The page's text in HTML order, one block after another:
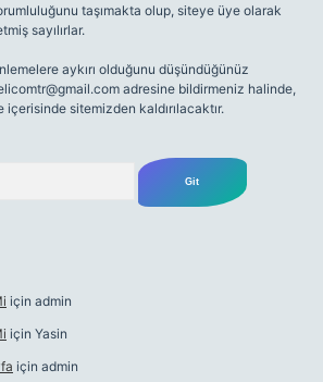
taşımakta olup, siteye üye olarak
sayılırlar.
aykırı olduğunu düşündüğünüz
adresine bildirmeniz halinde,
sitemizden kaldırılacaktır.
için admin
için Yasin
için admin